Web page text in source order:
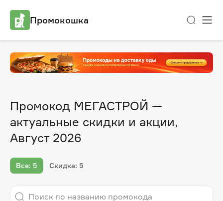
Промокошка
Промокод МЕГАСТРОЙ —
актуальные скидки и акции,
Август 2026
Все: 5 Скидка: 5